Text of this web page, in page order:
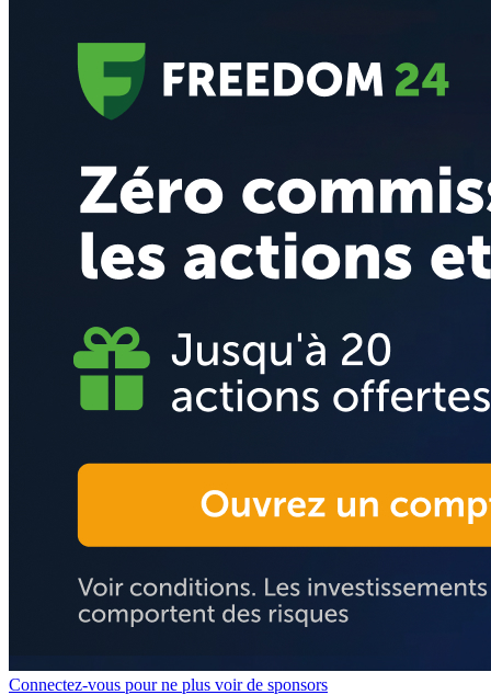
Connectez-vous pour ne plus voir de sponsors